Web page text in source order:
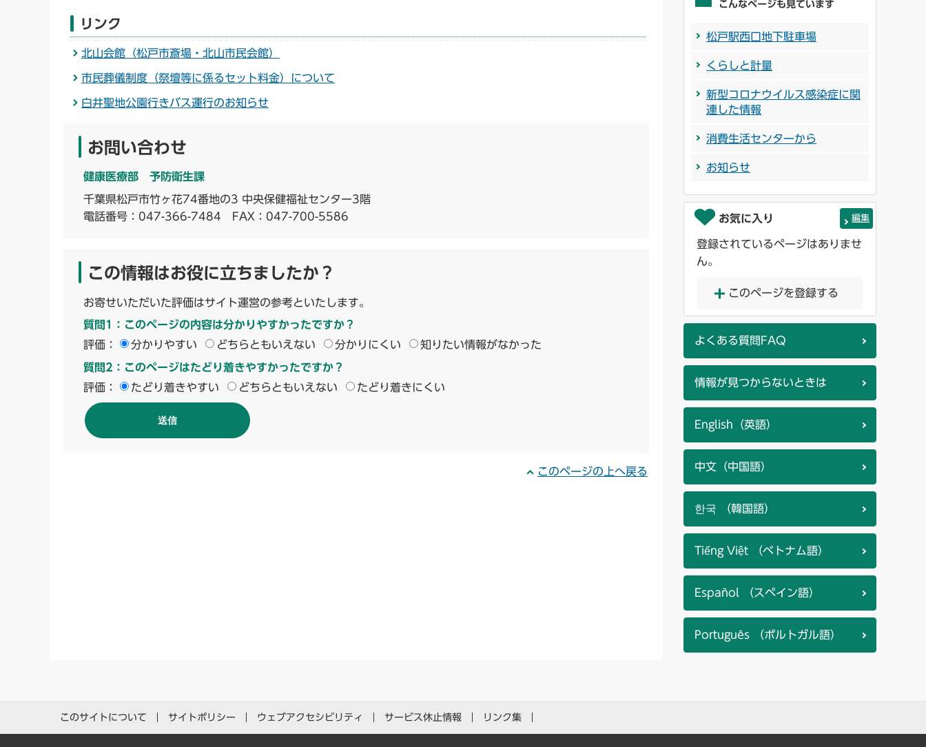
リンク
北山会館（松戸市斎場・北山市民会館）
市民葬儀制度（祭壇等に係るセット料金）について
白井聖地公園行きバス運行のお知らせ
お問い合わせ
健康医療部 予防衛生課
千葉県松戸市竹ヶ花74番地の3 中央保健福祉センター3階
電話番号： 047-366-7484 FAX：047-700-5586
この情報はお役に立ちましたか？
お寄せいただいた評価はサイト運営の参考といたします。
質問1：このページの内容は分かりやすかったですか？
評価：
分かりやすい どちらともいえない 分かりにくい 知りたい情報がなかった
質問2：このページはたどり着きやすかったですか？
評価：
たどり着きやすい どちらともいえない たどり着きにくい
このページの上へ戻る
こんなページも見ています
松戸駅西口地下駐車場
くらしと計量
新型コロナウイルス感染症に関
連した情報
消費生活センターから
お知らせ
お気に入り 編集
登録されているページはありませ
ん。
このページを登録する
よくある質問FAQ
情報が見つからないときは
English（英語）
中文（中国語）
한국 （韓国語）
Tiếng Việt （ベトナム語）
Español （スペイン語）
Português （ポルトガル語）
このサイトについて サイトポリシー ウェブアクセシビリティ サービス休止情報 リンク集